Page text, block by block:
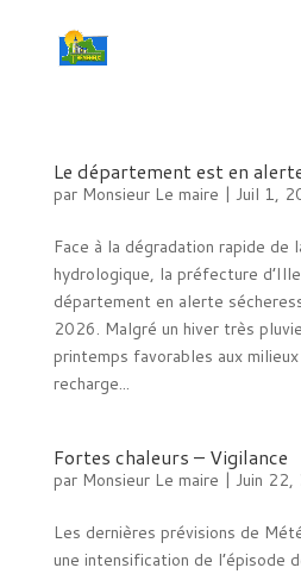
Le département est en
par Monsieur Le maire | Juil 1,
Face à la dégradation rapide de
hydrologique, la préfecture
département en alerte
2026. Malgré un hiver très
printemps favorables aux
recharge...
Fortes chaleurs – Vigilance
par Monsieur Le maire | Juin 22,
Les dernières prévisions de
une intensification de l’épisode